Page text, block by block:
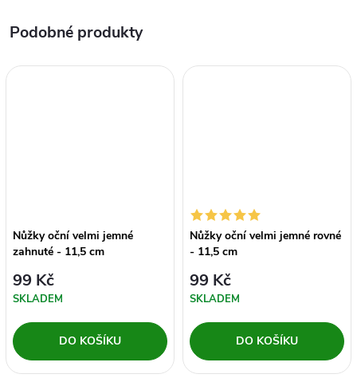
Nůžky oční velmi jemné
zahnuté - 11,5 cm
99 Kč
SKLADEM
DO KOŠÍKU
Nůžky oční velmi jemné rovné
- 11,5 cm
99 Kč
SKLADEM
DO KOŠÍKU